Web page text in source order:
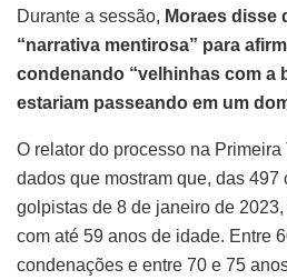
Durante a sessão, Moraes disse
“narrativa mentirosa” para
condenando “velhinhas com a
estariam passeando em um
O relator do processo na Primeira
dados que mostram que, das
golpistas de 8 de janeiro de
com até 59 anos de idade. Entre
condenações e entre 70 e 75